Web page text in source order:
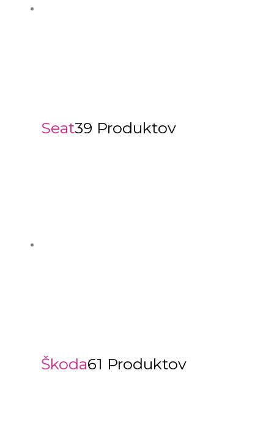
Seat39 Produktov
Škoda61 Produktov